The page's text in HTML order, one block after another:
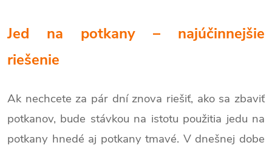
Jed na potkany – najúčinnejšie
riešenie
Ak nechcete za pár dní znova riešiť, ako sa zbaviť
potkanov, bude stávkou na istotu použitia jedu na
potkany hnedé aj potkany tmavé. V dnešnej dobe